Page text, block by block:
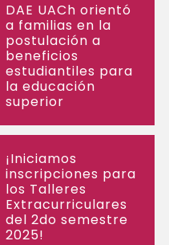
DAE UACh orientó
a familias en la
postulación a
beneficios
estudiantiles para
la educación
superior
¡Iniciamos
inscripciones para
los Talleres
Extracurriculares
del 2do semestre
2025!